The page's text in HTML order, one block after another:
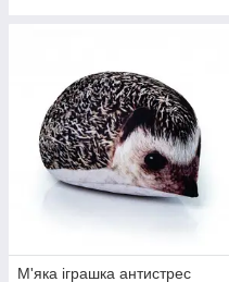
М'яка іграшка антистрес